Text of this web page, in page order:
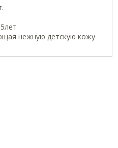
нежную детскую кожу